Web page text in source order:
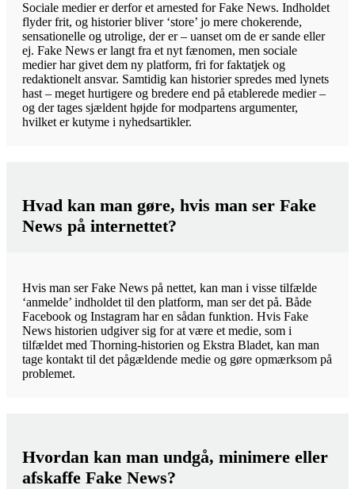
Sociale medier er derfor et arnested for Fake News. Indholdet
flyder frit, og historier bliver ‘store’ jo mere chokerende,
sensationelle og utrolige, der er – uanset om de er sande eller
ej. Fake News er langt fra et nyt fænomen, men sociale
medier har givet dem ny platform, fri for faktatjek og
redaktionelt ansvar. Samtidig kan historier spredes med lynets
hast – meget hurtigere og bredere end på etablerede medier –
og der tages sjældent højde for modpartens argumenter,
hvilket er kutyme i nyhedsartikler.
Hvad kan man gøre, hvis man ser Fake
News på internettet?
Hvis man ser Fake News på nettet, kan man i visse tilfælde
‘anmelde’ indholdet til den platform, man ser det på. Både
Facebook og Instagram har en sådan funktion. Hvis Fake
News historien udgiver sig for at være et medie, som i
tilfældet med Thorning-historien og Ekstra Bladet, kan man
tage kontakt til det pågældende medie og gøre opmærksom på
problemet.
Hvordan kan man undgå, minimere eller
afskaffe Fake News?